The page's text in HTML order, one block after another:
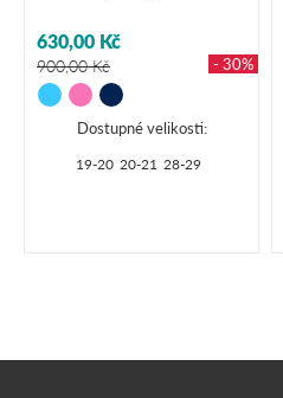
630,00 Kč
900,00 Kč - 30%
Dostupné velikosti:
19-20 20-21 28-29